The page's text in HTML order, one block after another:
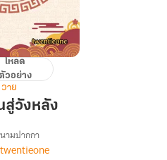
โหลด
วอย่าง
วาย
สู่วังหลัง
เรื่อง
นามปากกา
twentieone